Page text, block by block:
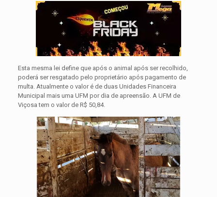
Esta mesma lei define que após o animal após ser recolhido,
poderá ser resgatado pelo proprietário após pagamento de
multa. Atualmente o valor é de duas Unidades Financeira
Municipal mais uma UFM por dia de apreensão. A UFM de
Viçosa tem o valor de R$ 50,84.